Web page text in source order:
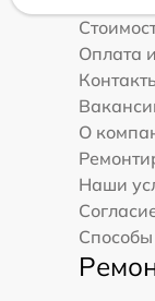
Оплата
О
Наши